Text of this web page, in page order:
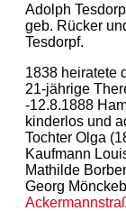
Adolph
geb. Rücker
Tesdorpf.
1838 heiratete
21-jährige
-12.8.1888
kinderlos und
Tochter Olga
Kaufmann
Mathilde
Georg